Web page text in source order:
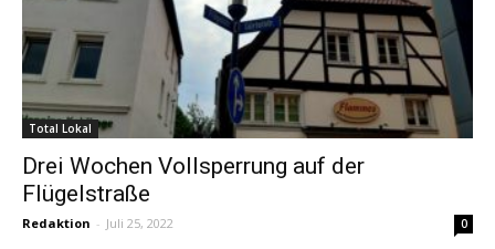
Total Lokal
Drei Wochen Vollsperrung auf der
Flügelstraße
Redaktion - Juli 25, 2022 0